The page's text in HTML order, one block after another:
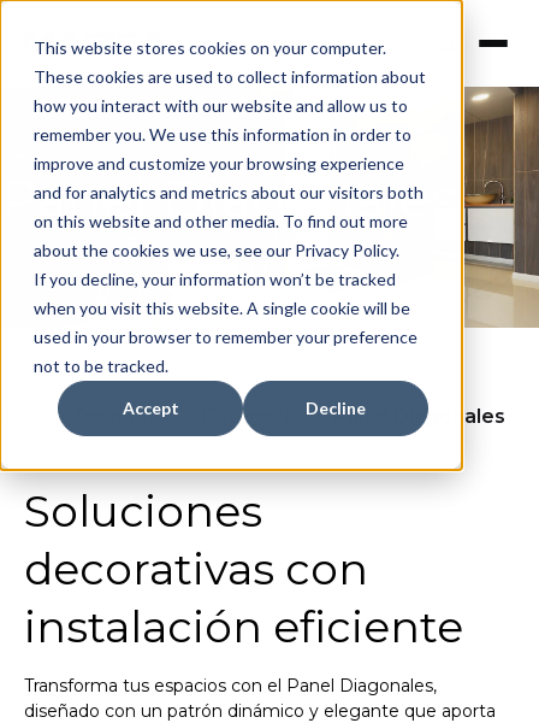
This website stores cookies on your computer.
These cookies are used to collect information about
how you interact with our website and allow us to
remember you. We use this information in order to
improve and customize your browsing experience
and for analytics and metrics about our visitors both
on this website and other media. To find out more
about the cookies we use, see our Privacy Policy.
If you decline, your information won’t be tracked
when you visit this website. A single cookie will be
used in your browser to remember your preference
not to be tracked.
Accept Decline
Panel Diagonales
> Productos Categorias>Panel Diagonales
Soluciones
decorativas con
instalación eficiente
Transforma tus espacios con el Panel Diagonales,
diseñado con un patrón dinámico y elegante que aporta